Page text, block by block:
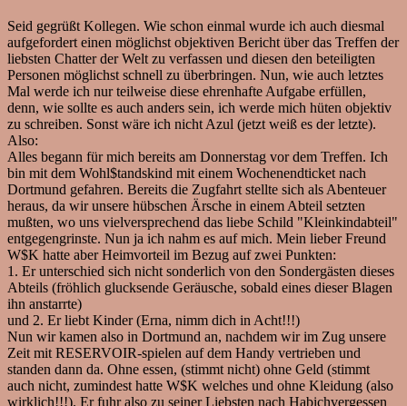
Seid gegrüßt Kollegen. Wie schon einmal wurde ich auch diesmal
aufgefordert einen möglichst objektiven Bericht über das Treffen der
liebsten Chatter der Welt zu verfassen und diesen den beteiligten
Personen möglichst schnell zu überbringen. Nun, wie auch letztes
Mal werde ich nur teilweise diese ehrenhafte Aufgabe erfüllen,
denn, wie sollte es auch anders sein, ich werde mich hüten objektiv
zu schreiben. Sonst wäre ich nicht Azul (jetzt weiß es der letzte).
Also:
Alles begann für mich bereits am Donnerstag vor dem Treffen. Ich
bin mit dem Wohl$tandskind mit einem Wochenendticket nach
Dortmund gefahren. Bereits die Zugfahrt stellte sich als Abenteuer
heraus, da wir unsere hübschen Ärsche in einem Abteil setzten
mußten, wo uns vielversprechend das liebe Schild "Kleinkindabteil"
entgegengrinste. Nun ja ich nahm es auf mich. Mein lieber Freund
W$K hatte aber Heimvorteil im Bezug auf zwei Punkten:
1. Er unterschied sich nicht sonderlich von den Sondergästen dieses
Abteils (fröhlich glucksende Geräusche, sobald eines dieser Blagen
ihn anstarrte)
und 2. Er liebt Kinder (Erna, nimm dich in Acht!!!)
Nun wir kamen also in Dortmund an, nachdem wir im Zug unsere
Zeit mit RESERVOIR-spielen auf dem Handy vertrieben und
standen dann da. Ohne essen, (stimmt nicht) ohne Geld (stimmt
auch nicht, zumindest hatte W$K welches und ohne Kleidung (also
wirklich!!!). Er fuhr also zu seiner Liebsten nach Habichvergessen